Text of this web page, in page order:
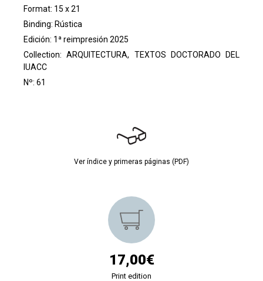
Format: 15 x 21
Binding: Rústica
Edición: 1ª reimpresión 2025
Collection:ARQUITECTURA, TEXTOS DOCTORADO DEL
IUACC
Nº: 61
Ver índice y primeras páginas (PDF)
17,00€
Print edition